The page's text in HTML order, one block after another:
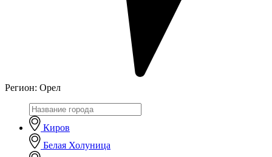
Регион: Орел
Киров
Белая Холуница